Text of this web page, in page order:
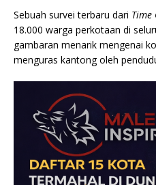
Sebuah survei terbaru dari Time
18.000 warga perkotaan di
gambaran menarik mengenai
menguras kantong oleh